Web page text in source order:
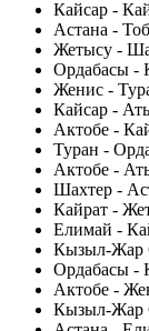
Кайсар -
Астана -
Жетысу -
Ордабасы
Женис -
Кайсар -
Актобе -
Туран -
Актобе -
Шахтер -
Кайрат -
Елимай -
Кызыл-Жар
Ордабасы -
Актобе -
Кызыл-Жар